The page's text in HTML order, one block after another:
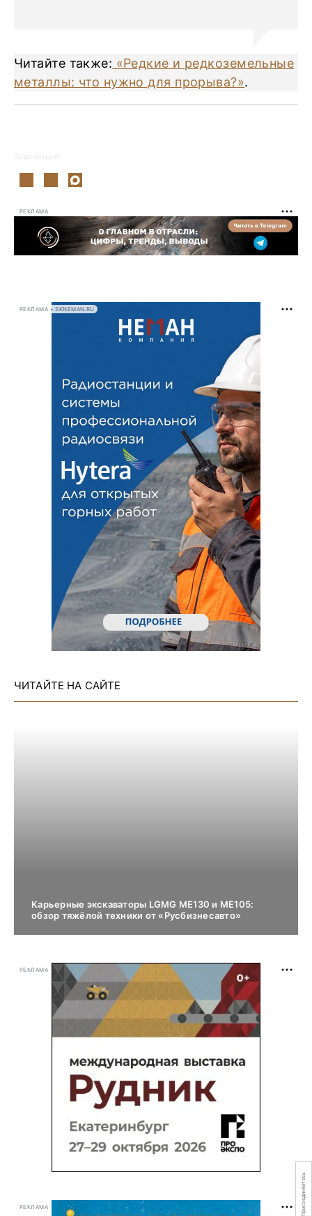
Читайте также: «Редкие и редкоземельные
металлы: что нужно для прорыва?».
Поделиться:
РЕКЛАМА
РЕКЛАМА • SKNEMAN.RU
ЧИТАЙТЕ НА САЙТЕ
Карьерные экскаваторы LGMG ME130 и ME105:
обзор тяжёлой техники от «Русбизнесавто»
РЕКЛАМА
РЕКЛАМА Присоединяйтесь